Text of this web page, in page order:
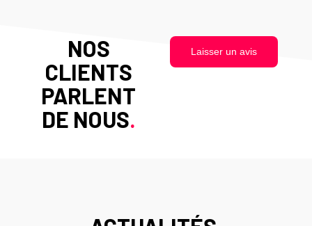
NOS
CLIENTS
PARLENT
DE NOUS.
Laisser un avis